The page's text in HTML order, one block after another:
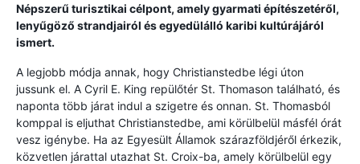
Népszerű turisztikai célpont, amely gyarmati építészetéről,
lenyűgöző strandjairól és egyedülálló karibi kultúrájáról
ismert.
A legjobb módja annak, hogy Christianstedbe légi úton
jussunk el. A Cyril E. King repülőtér St. Thomason található, és
naponta több járat indul a szigetre és onnan. St. Thomasból
komppal is eljuthat Christianstedbe, ami körülbelül másfél órát
vesz igénybe. Ha az Egyesült Államok szárazföldjéről érkezik,
közvetlen járattal utazhat St. Croix-ba, amely körülbelül egy